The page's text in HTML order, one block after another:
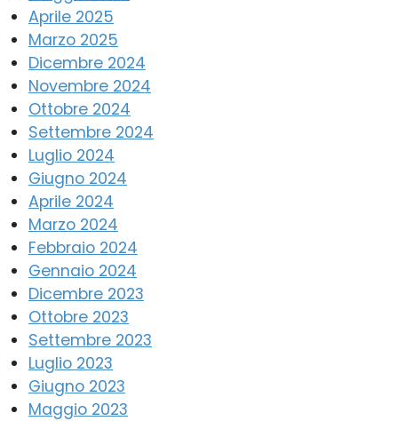
Aprile 2025
Marzo 2025
Dicembre 2024
Novembre 2024
Ottobre 2024
Settembre 2024
Luglio 2024
Giugno 2024
Aprile 2024
Marzo 2024
Febbraio 2024
Gennaio 2024
Dicembre 2023
Ottobre 2023
Settembre 2023
Luglio 2023
Giugno 2023
Maggio 2023